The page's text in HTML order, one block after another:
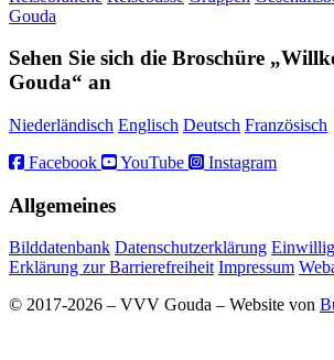
Gouda
Sehen Sie sich die Broschüre
Gouda“ an
Niederländisch Englisch Deutsch Französisch
Facebook
YouTube Instagram
Allgemeines
Bilddatenbank Datenschutzerklärung
Erklärung zur Barrierefreiheit Impressum
© 2017-2026 – VVV Gouda – Website von